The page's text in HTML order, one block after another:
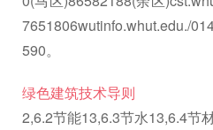
7651806wutinfo.whut.edu./
590。
绿色建筑技术导则
2,6.2节能13,6.3节水13,6.4节